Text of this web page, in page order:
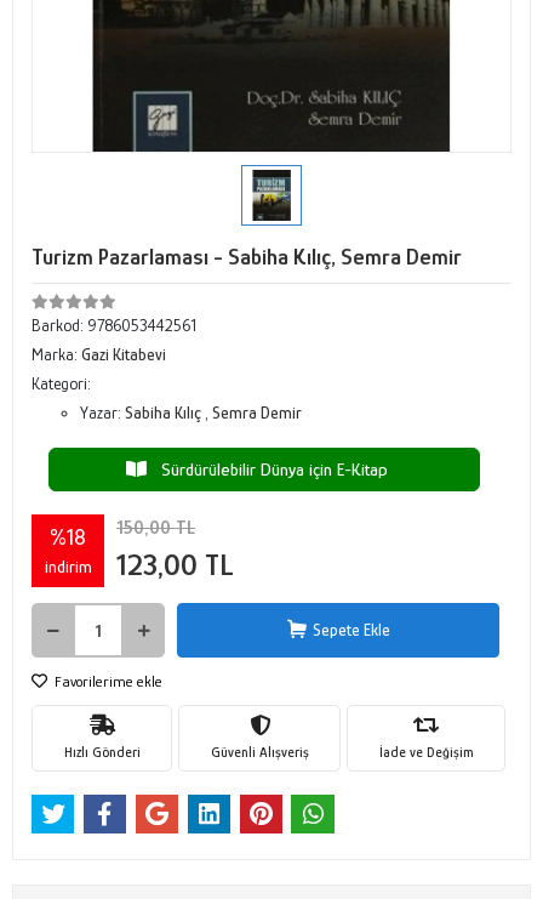
Turizm Pazarlaması - Sabiha Kılıç, Semra Demir
Barkod: 9786053442561
Marka: Gazi Kitabevi
Kategori:
Yazar: Sabiha Kılıç Semra Demir
Sürdürülebilir Dünya için E-Kitap
%18
indirim
150,00 TL
123,00 TL
Sepete Ekle
Favorilerime ekle
Hızlı Gönderi Güvenli Alışveriş İade ve Değişim